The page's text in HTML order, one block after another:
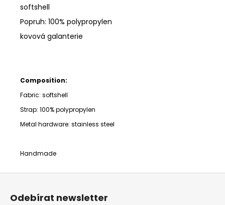
softshell
Popruh: 100% polypropylen
kovová galanterie
Composition:
Fabric: softshell
Strap: 100% polypropylen
Metal hardware: stainless steel
Handmade
Odebírat newsletter